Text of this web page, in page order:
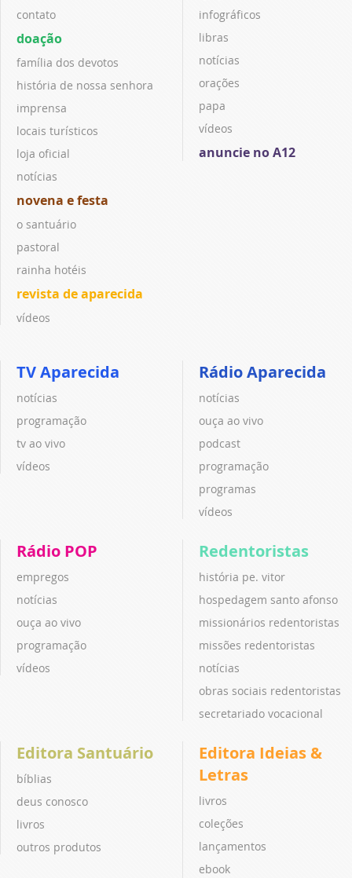
contato
doação
família dos devotos
história de nossa senhora
imprensa
locais turísticos
loja oficial
notícias
novena e festa
o santuário
pastoral
rainha hotéis
revista de aparecida
vídeos
infográficos
libras
notícias
orações
papa
vídeos
anuncie no A12
TV Aparecida
notícias
programação
tv ao vivo
vídeos
Rádio Aparecida
notícias
ouça ao vivo
podcast
programação
programas
vídeos
Rádio POP
empregos
notícias
ouça ao vivo
programação
vídeos
Redentoristas
história pe. vitor
hospedagem santo afonso
missionários redentoristas
missões redentoristas
notícias
obras sociais redentoristas
secretariado vocacional
Editora Santuário
bíblias
deus conosco
livros
outros produtos
Editora Ideias &
Letras
livros
coleções
lançamentos
ebook